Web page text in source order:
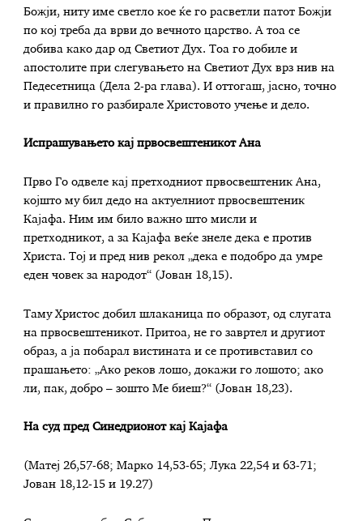
Божји, ниту име светло кое ќе го расветли патот Божји
по кој треба да врви до вечното царство. А тоа се
добива како дар од Светиот Дух. Тоа го добиле и
апостолите при слегувањето на Светиот Дух врз нив на
Педесетница (Дела 2-ра глава). И оттогаш, јасно, точно
и правилно го разбирале Христовото учење и дело.
Испрашувањето кај првосвештеникот Ана
Прво Го одвеле кај претходниот првосвештеник Ана,
којшто му бил дедо на актуелниот првосвештеник
Кајафа. Ним им било важно што мисли и
претходникот, а за Кајафа веќе знеле дека е против
Христа. Тој и пред нив рекол „дека е подобро да умре
еден човек за народот“ (Јован 18,15).
Таму Христос добил шлаканица по образот, од слугата
на првосвештеникот. Притоа, не го завртел и другиот
образ, а ја побарал вистината и се противставил со
прашањето: „Ако реков лошо, докажи го лошото; ако
ли, пак, добро – зошто Ме биеш?“ (Јован 18,23).
На суд пред Синедрионот кај Кајафа
(Матеј 26,57-68; Марко 14,53-65; Лука 22,54 и 63-71;
Јован 18,12-15 и 19.27)